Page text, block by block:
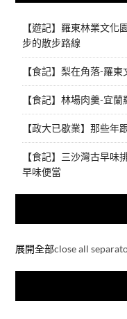
【遊記】羅東林業文化
步的散步路線
【食記】梨在角落-羅
【食記】林場肉羹-宜
【政大已歇業】那些年
【食記】三沙灣古早
早味便當
展開全部close all